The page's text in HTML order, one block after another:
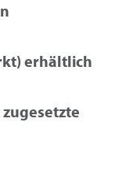
erhältlich